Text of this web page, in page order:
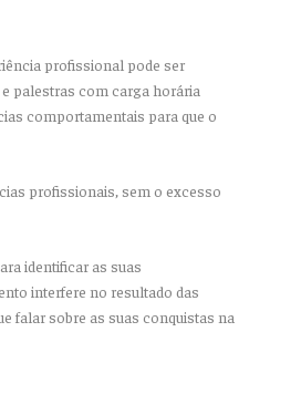
profissional pode ser
palestras com carga horária
comportamentais para que o
profissionais, sem o excesso
identificar as suas
interfere no resultado das
falar sobre as suas conquistas na